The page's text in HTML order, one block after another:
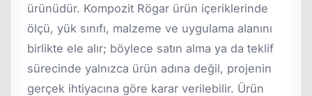
ürünüdür. Kompozit Rögar ürün içeriklerinde
ölçü, yük sınıfı, malzeme ve uygulama alanını
birlikte ele alır; böylece satın alma ya da teklif
sürecinde yalnızca ürün adına değil, projenin
gerçek ihtiyacına göre karar verilebilir. Ürün